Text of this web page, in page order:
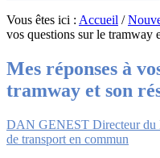
Vous êtes ici : Accueil /
vos questions sur le tramway
Mes réponses à
tramway et son
DAN GENEST Directeur du
de transport en commun